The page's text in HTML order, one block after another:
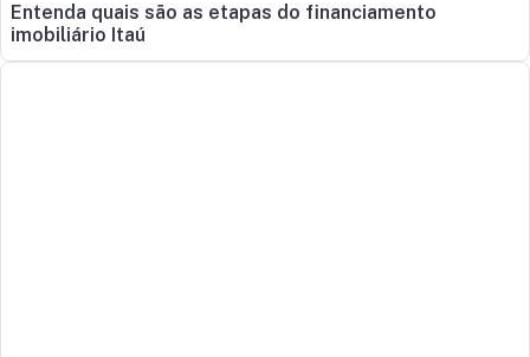
Entenda quais são as etapas do financiamento
imobiliário Itaú